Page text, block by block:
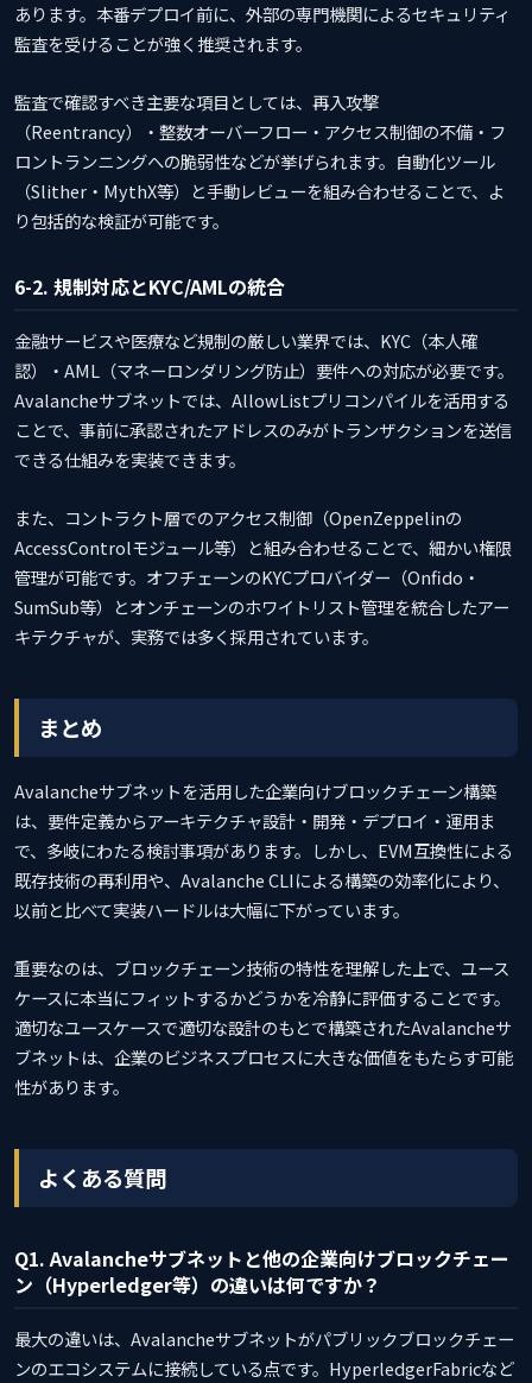
あります。本番デプロイ前に、外部の専門機関によるセキュリティ
監査を受けることが強く推奨されます。
監査で確認すべき主要な項目としては、再入攻撃
（Reentrancy）・整数オーバーフロー・アクセス制御の不備・フ
ロントランニングへの脆弱性などが挙げられます。自動化ツール
（Slither・MythX等）と手動レビューを組み合わせることで、よ
り包括的な検証が可能です。
6-2. 規制対応とKYC/AMLの統合
金融サービスや医療など規制の厳しい業界では、KYC（本人確
認）・AML（マネーロンダリング防止）要件への対応が必要です。
Avalancheサブネットでは、AllowListプリコンパイルを活用する
ことで、事前に承認されたアドレスのみがトランザクションを送信
できる仕組みを実装できます。
また、コントラクト層でのアクセス制御（OpenZeppelinの
AccessControlモジュール等）と組み合わせることで、細かい権限
管理が可能です。オフチェーンのKYCプロバイダー（Onfido・
SumSub等）とオンチェーンのホワイトリスト管理を統合したアー
キテクチャが、実務では多く採用されています。
まとめ
Avalancheサブネットを活用した企業向けブロックチェーン構築
は、要件定義からアーキテクチャ設計・開発・デプロイ・運用ま
で、多岐にわたる検討事項があります。しかし、EVM互換性による
既存技術の再利用や、Avalanche CLIによる構築の効率化により、
以前と比べて実装ハードルは大幅に下がっています。
重要なのは、ブロックチェーン技術の特性を理解した上で、ユース
ケースに本当にフィットするかどうかを冷静に評価することです。
適切なユースケースで適切な設計のもとで構築されたAvalancheサ
ブネットは、企業のビジネスプロセスに大きな価値をもたらす可能
性があります。
よくある質問
Q1. Avalancheサブネットと他の企業向けブロックチェー
ン（Hyperledger等）の違いは何ですか？
最大の違いは、Avalancheサブネットがパブリックブロックチェー
ンのエコシステムに接続している点です。HyperledgerFabricなど